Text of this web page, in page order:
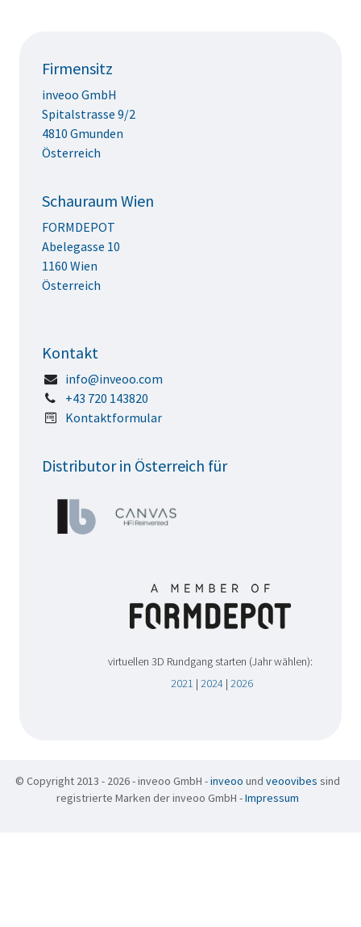
Firmensitz
inveoo GmbH
Spitalstrasse 9/2
4810 Gmunden
Österreich
Distributor in Österreich für
virtuellen 3D Rundgang starten (Jahr wählen):
2021 | 2024| 2026
Schauraum Wien
FORMDEPOT
Abelegasse 10
1160 Wien
Österreich
Kontakt
info@inveoo.com
+43 720 143820
Kontaktformular
© Copyright 2013 - 2026 - inveoo GmbH -inveoo und veoovibes sind
registrierte Marken der inveoo GmbH -Impressum